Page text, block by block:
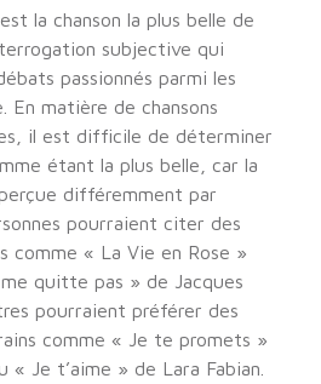
la chanson la plus belle de
subjective qui
passionnés parmi les
En matière de chansons
il est difficile de déterminer
étant la plus belle, car la
différemment par
pourraient citer des
comme « La Vie en Rose »
quitte pas » de Jacques
pourraient préférer des
comme « Je te promets »
« Je t’aime » de Lara Fabian.